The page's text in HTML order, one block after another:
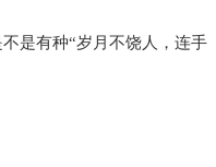
是有种“岁月不饶人，连手